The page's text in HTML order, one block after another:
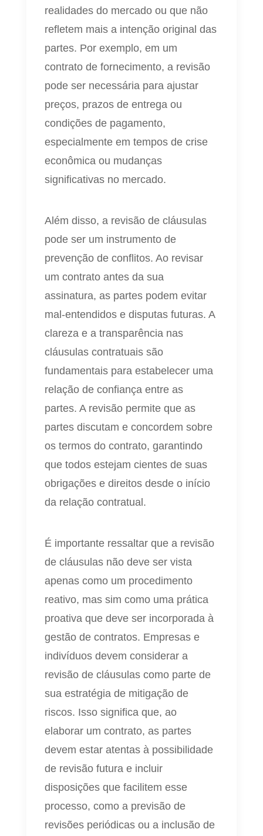
realidades do mercado ou que não
refletem mais a intenção original das
partes. Por exemplo, em um
contrato de fornecimento, a revisão
pode ser necessária para ajustar
preços, prazos de entrega ou
condições de pagamento,
especialmente em tempos de crise
econômica ou mudanças
significativas no mercado.
Além disso, a revisão de cláusulas
pode ser um instrumento de
prevenção de conflitos. Ao revisar
um contrato antes da sua
assinatura, as partes podem evitar
mal-entendidos e disputas futuras. A
clareza e a transparência nas
cláusulas contratuais são
fundamentais para estabelecer uma
relação de confiança entre as
partes. A revisão permite que as
partes discutam e concordem sobre
os termos do contrato, garantindo
que todos estejam cientes de suas
obrigações e direitos desde o início
da relação contratual.
É importante ressaltar que a revisão
de cláusulas não deve ser vista
apenas como um procedimento
reativo, mas sim como uma prática
proativa que deve ser incorporada à
gestão de contratos. Empresas e
indivíduos devem considerar a
revisão de cláusulas como parte de
sua estratégia de mitigação de
riscos. Isso significa que, ao
elaborar um contrato, as partes
devem estar atentas à possibilidade
de revisão futura e incluir
disposições que facilitem esse
processo, como a previsão de
revisões periódicas ou a inclusão de